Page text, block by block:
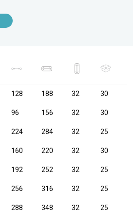
128 188 32 30
96 156 32 30
224 284 32 25
160 220 32 30
192 252 32 25
256 316 32 25
288 348 32 25